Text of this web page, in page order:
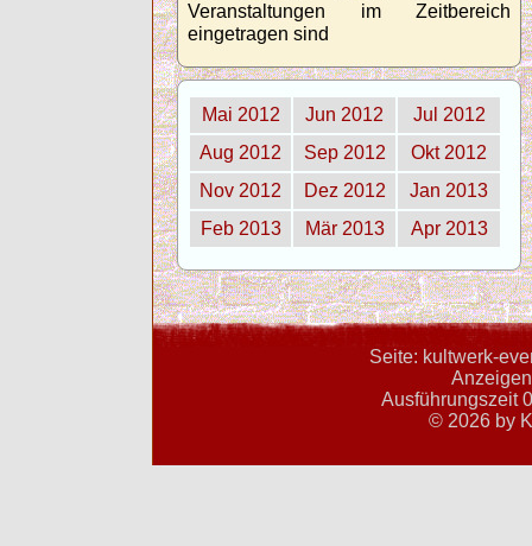
Veranstaltungen im Zeitbereich
eingetragen sind
Mai 2012 Jun 2012
Jul 2012
Aug 2012
Sep 2012
Okt 2012
Nov 2012
Dez 2012
Jan 2013
Feb 2013
Mär 2013 Apr 2013
Seite: kultwerk-
Ausführungszeit
© 2026 by